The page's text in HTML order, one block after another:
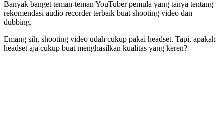
Banyak banget teman-teman YouTuber pemula yang tanya tentang
rekomendasi audio recorder terbaik buat shooting video dan
dubbing.
Emang sih, shooting video udah cukup pakai headset. Tapi, apakah
headset aja cukup buat menghasilkan kualitas yang keren?